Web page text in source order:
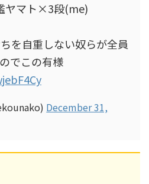
ヤマト×3段(me)
を自重しない奴らが全員
でこの有様
December 31,